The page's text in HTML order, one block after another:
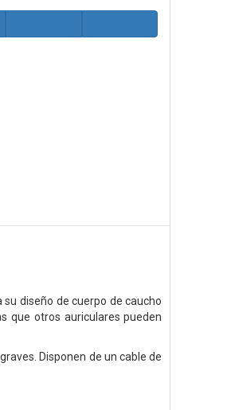
diseño de cuerpo de caucho
que otros auriculares pueden
Disponen de un cable de